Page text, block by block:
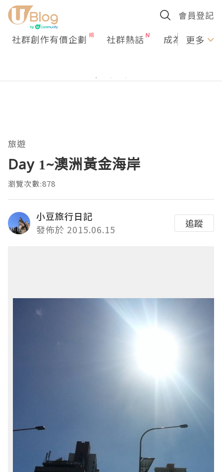
會員登記
社群創作有價企劃 社群熱話 成為U更多
旅遊
Day 1~澳洲黃金海岸
瀏覽次數:878
小豆旅行日記
發佈於 2015.06.15
追蹤